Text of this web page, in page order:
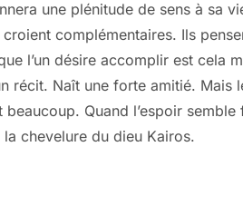
une plénitude de sens à sa
complémentaires. Ils
l’un désire accomplir est cela
récit. Naît une forte amitié. Mais
Quand l’espoir semble
chevelure du dieu Kairos.